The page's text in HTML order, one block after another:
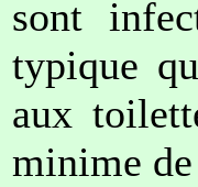
sont
typique
aux
minime